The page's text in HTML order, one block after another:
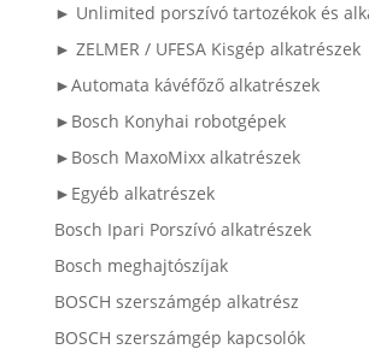
► Unlimited porszívó tartozékok és
► ZELMER / UFESA Kisgép alkatrészek
►Automata kávéfőző alkatrészek
►Bosch Konyhai robotgépek
►Bosch MaxoMixx alkatrészek
►Egyéb alkatrészek
Bosch Ipari Porszívó alkatrészek
Bosch meghajtószíjak
BOSCH szerszámgép alkatrész
BOSCH szerszámgép kapcsolók